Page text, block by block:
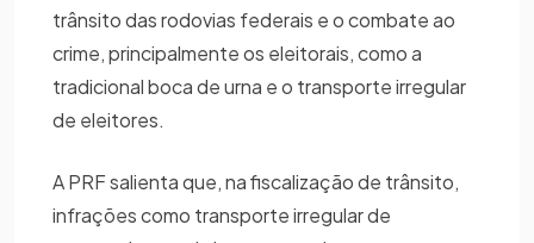
trânsito das rodovias federais e o combate ao
crime, principalmente os eleitorais, como a
tradicional boca de urna e o transporte irregular
de eleitores.
A PRF salienta que, na fiscalização de trânsito,
infrações como transporte irregular de